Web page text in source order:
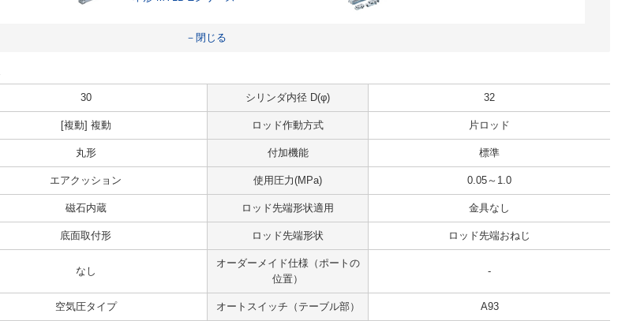
－閉じる
30 シリンダ内径 D(φ) 32
[複動] 複動 ロッド作動方式 片ロッド
丸形 付加機能 標準
エアクッション 使用圧力(MPa) 0.05～1.0
磁石内蔵 ロッド先端形状適用 金具なし
底面取付形 ロッド先端形状 ロッド先端おねじ
なし
オーダーメイド仕様（ポートの
位置）
-
空気圧タイプ オートスイッチ（テーブル部） A93